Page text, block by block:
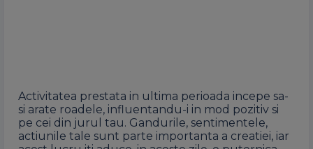
Activitatea prestata in ultima perioada incepe sa-
si arate roadele, influentandu-i in mod pozitiv si
pe cei din jurul tau. Gandurile, sentimentele,
actiunile tale sunt parte importanta a creatiei, iar